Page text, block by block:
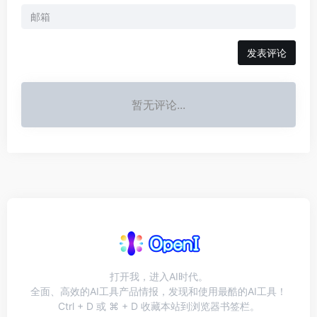
发表评论
暂无评论...
打开我，进入AI时代。
全面、高效的AI工具产品情报，发现和使用最酷的AI工具！
Ctrl + D 或 ⌘ + D 收藏本站到浏览器书签栏。